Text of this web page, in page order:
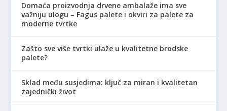
Domaća proizvodnja drvene ambalaže ima sve
važniju ulogu – Fagus palete i okviri za palete za
moderne tvrtke
Zašto sve više tvrtki ulaže u kvalitetne brodske
palete?
Sklad među susjedima: ključ za miran i kvalitetan
zajednički život